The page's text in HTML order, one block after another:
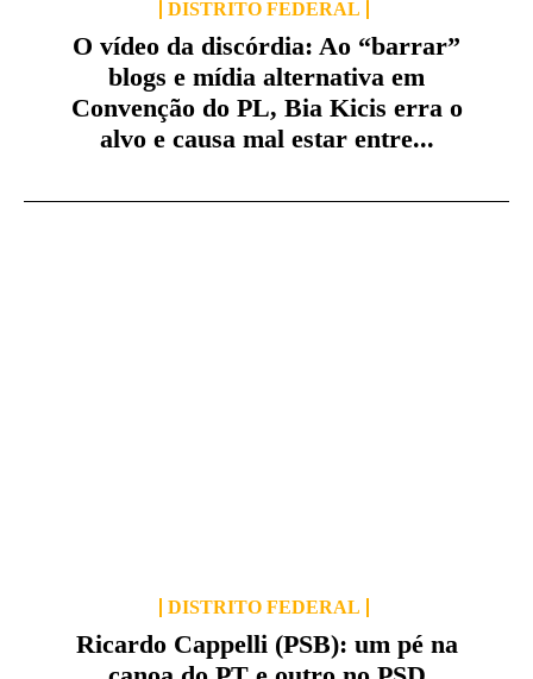
DISTRITO FEDERAL
O vídeo da discórdia: Ao “barrar”
blogs e mídia alternativa em
Convenção do PL, Bia Kicis erra o
alvo e causa mal estar entre...
DISTRITO FEDERAL
Ricardo Cappelli (PSB): um pé na